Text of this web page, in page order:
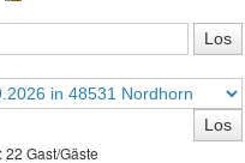
Gast/Gäste